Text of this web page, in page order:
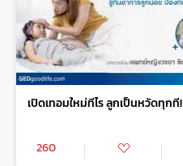
เปิดเทอมใหม่ทีไร ลูกเป็นหวัดทุกที!
260